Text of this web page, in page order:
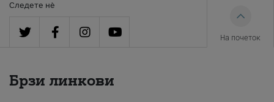
Следете нè
На почеток
Брзи линкови